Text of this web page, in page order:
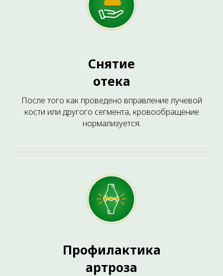
Снятие
отека
После того как проведено вправление лучевой
кости или другого сегмента, кровообращение
нормализуется.
Профилактика
артроза
ЧАСТО ЗАДАВАЕМЫЕ ВОПРОСЫ